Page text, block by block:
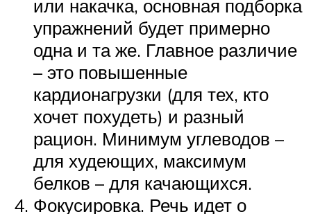
или накачка, основная подборка
упражнений будет примерно
одна и та же. Главное различие
– это повышенные
кардионагрузки (для тех, кто
хочет похудеть) и разный
рацион. Минимум углеводов –
для худеющих, максимум
белков – для качающихся.
Фокусировка. Речь идет о